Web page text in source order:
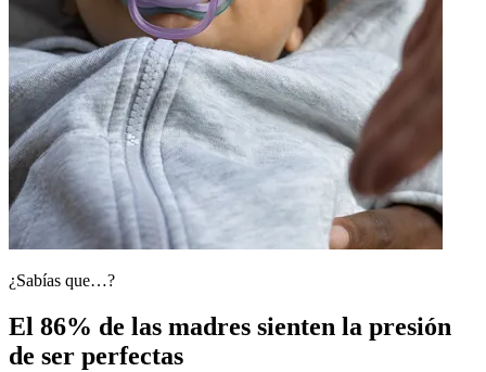
¿Sabías que…?
El 86% de las madres sienten la presión
de ser perfectas